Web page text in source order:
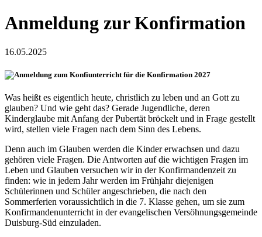
Anmeldung zur Konfirmation
16.05.2025
Anmeldung zum Konfiunterricht für die Konfirmation 2027
Was heißt es eigentlich heute, christlich zu leben und an Gott zu
glauben? Und wie geht das? Gerade Jugendliche, deren
Kinderglaube mit Anfang der Pubertät bröckelt und in Frage gestellt
wird, stellen viele Fragen nach dem Sinn des Lebens.
Denn auch im Glauben werden die Kinder erwachsen und dazu
gehören viele Fragen. Die Antworten auf die wichtigen Fragen im
Leben und Glauben versuchen wir in der Konfirmandenzeit zu
finden: wie in jedem Jahr werden im Frühjahr diejenigen
Schülerinnen und Schüler angeschrieben, die nach den
Sommerferien voraussichtlich in die 7. Klasse gehen, um sie zum
Konfirmandenunterricht in der evangelischen Versöhnungsgemeinde
Duisburg-Süd einzuladen.